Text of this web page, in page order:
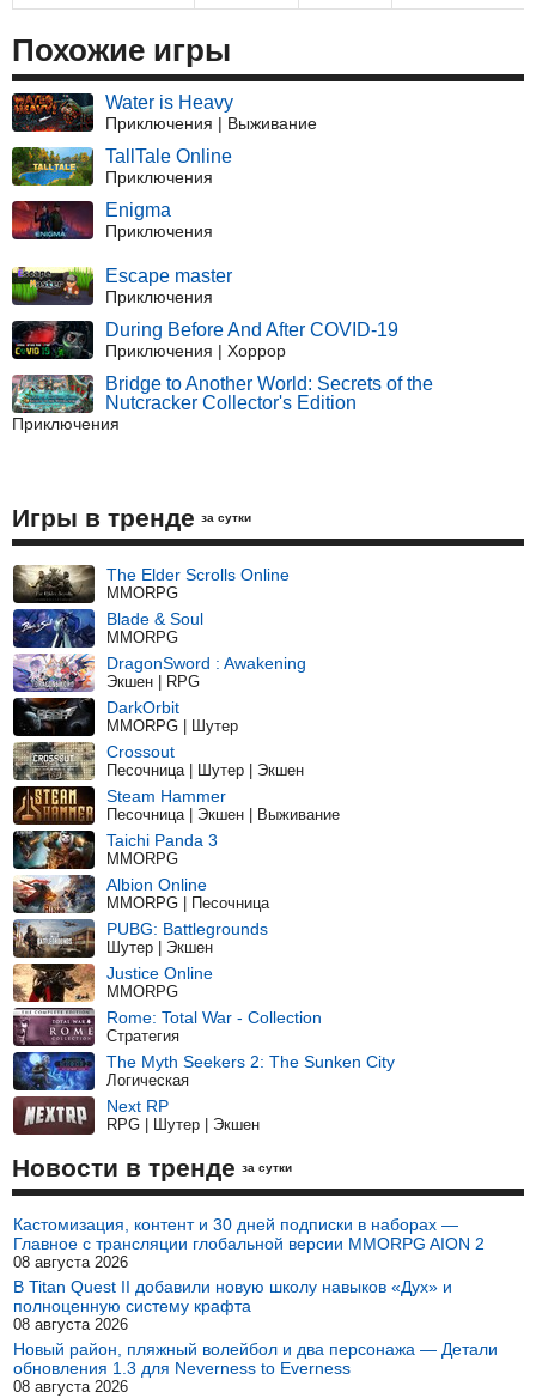
Похожие игры
Water is Heavy
Приключения | Выживание
TallTale Online
Приключения
Enigma
Приключения
Escape master
Приключения
During Before And After COVID-19
Приключения | Хоррор
Bridge to Another World: Secrets of the
Nutcracker Collector's Edition
Приключения
Игры в тренде за сутки
The Elder Scrolls Online
MMORPG
Blade & Soul
MMORPG
DragonSword : Awakening
Экшен | RPG
DarkOrbit
MMORPG | Шутер
Crossout
Песочница | Шутер | Экшен
Steam Hammer
Песочница | Экшен | Выживание
Taichi Panda 3
MMORPG
Albion Online
MMORPG | Песочница
PUBG: Battlegrounds
Шутер | Экшен
Justice Online
MMORPG
Rome: Total War - Collection
Стратегия
The Myth Seekers 2: The Sunken City
Логическая
Next RP
RPG | Шутер | Экшен
Новости в тренде за сутки
Кастомизация, контент и 30 дней подписки в наборах —
Главное с трансляции глобальной версии MMORPG AION 2
08 августа 2026
В Titan Quest II добавили новую школу навыков «Дух» и
полноценную систему крафта
08 августа 2026
Новый район, пляжный волейбол и два персонажа — Детали
обновления 1.3 для Neverness to Everness
08 августа 2026